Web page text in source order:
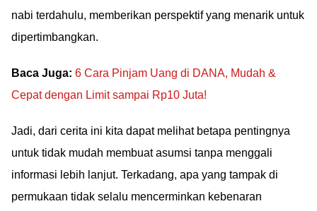
nabi terdahulu, memberikan perspektif yang menarik untuk
dipertimbangkan.
Baca Juga: 6 Cara Pinjam Uang di DANA, Mudah &
Cepat dengan Limit sampai Rp10 Juta!
Jadi, dari cerita ini kita dapat melihat betapa pentingnya
untuk tidak mudah membuat asumsi tanpa menggali
informasi lebih lanjut. Terkadang, apa yang tampak di
permukaan tidak selalu mencerminkan kebenaran